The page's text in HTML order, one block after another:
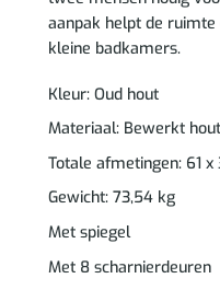
aanpak helpt de
kleine badkamers.
Kleur: Oud hout
Materiaal: Bewerkt
Totale afmetingen: 61
Gewicht: 73,54 kg
Met spiegel
Met 8 scharnierdeuren